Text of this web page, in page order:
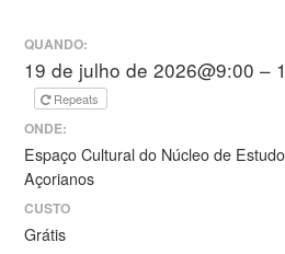
QUANDO:
19 de julho de 2026@9:00 –
Repeats
ONDE:
Espaço Cultural do Núcleo de
Açorianos
CUSTO
Grátis